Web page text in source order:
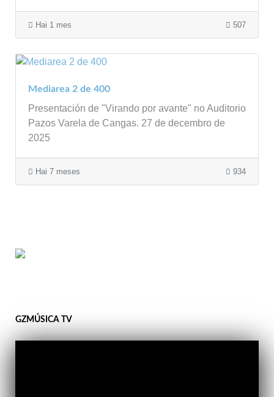
Hai 1 mes 507
Mediarea 2 de 400
Presentación de "Virando por avante" no Auditorio
Pazos Varela de Cangas. 27 de decembro de
2025
Hai 7 meses 934
GZMÚSICA TV